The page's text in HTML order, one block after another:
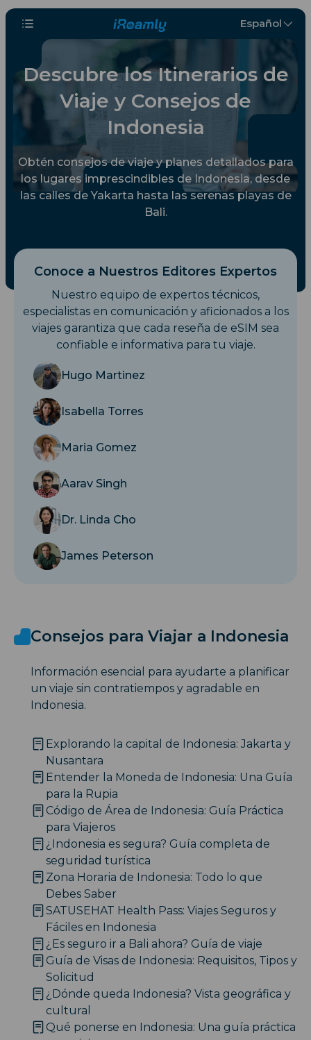
Español
Descubre los Itinerarios de
Viaje y Consejos de
Indonesia
Obtén consejos de viaje y planes detallados para
los lugares imprescindibles de Indonesia, desde
las calles de Yakarta hasta las serenas playas de
Bali.
Conoce a Nuestros Editores Expertos
Nuestro equipo de expertos técnicos,
especialistas en comunicación y aficionados a los
viajes garantiza que cada reseña de eSIM sea
confiable e informativa para tu viaje.
Hugo Martinez
Isabella Torres
Maria Gomez
Aarav Singh
Dr. Linda Cho
James Peterson
Consejos para Viajar a Indonesia
Información esencial para ayudarte a planificar
un viaje sin contratiempos y agradable en
Indonesia.
Explorando la capital de Indonesia: Jakarta y
Nusantara
Entender la Moneda de Indonesia: Una Guía
para la Rupia
Código de Área de Indonesia: Guía Práctica
para Viajeros
¿Indonesia es segura? Guía completa de
seguridad turística
Zona Horaria de Indonesia: Todo lo que
Debes Saber
SATUSEHAT Health Pass: Viajes Seguros y
Fáciles en Indonesia
¿Es seguro ir a Bali ahora? Guía de viaje
Guía de Visas de Indonesia: Requisitos, Tipos y
Solicitud
¿Dónde queda Indonesia? Vista geográfica y
cultural
Qué ponerse en Indonesia: Una guía práctica